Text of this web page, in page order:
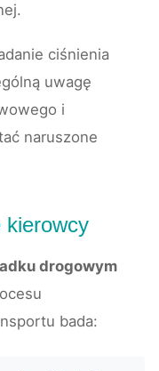
ciśnienia
uwagę
i
naruszone
kierowcy
drogowym
bada: